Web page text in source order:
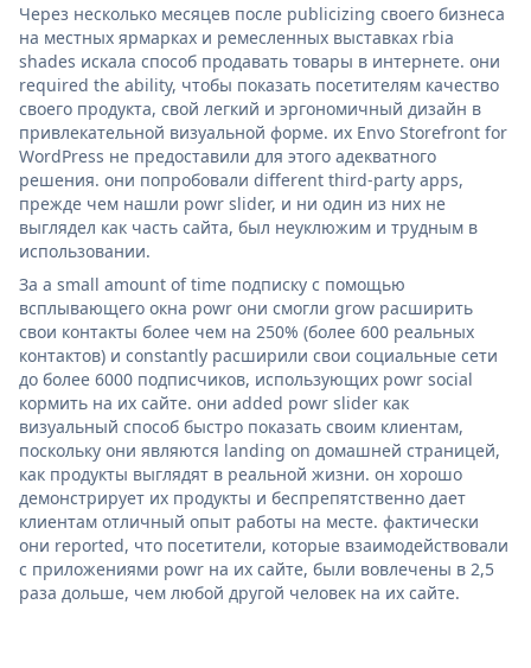
Через несколько месяцев после publicizing своего бизнеса
на местных ярмарках и ремесленных выставках rbia
shades искала способ продавать товары в интернете. они
required the ability, чтобы показать посетителям качество
своего продукта, свой легкий и эргономичный дизайн в
привлекательной визуальной форме. их Envo Storefront for
WordPress не предоставили для этого адекватного
решения. они попробовали different third-party apps,
прежде чем нашли powr slider, и ни один из них не
выглядел как часть сайта, был неуклюжим и трудным в
использовании.
За a small amount of time подписку с помощью
всплывающего окна powr они смогли grow расширить
свои контакты более чем на 250% (более 600 реальных
контактов) и constantly расширили свои социальные сети
до более 6000 подписчиков, использующих powr social
кормить на их сайте. они added powr slider как
визуальный способ быстро показать своим клиентам,
поскольку они являются landing on домашней страницей,
как продукты выглядят в реальной жизни. он хорошо
демонстрирует их продукты и беспрепятственно дает
клиентам отличный опыт работы на месте. фактически
они reported, что посетители, которые взаимодействовали
с приложениями powr на их сайте, были вовлечены в 2,5
раза дольше, чем любой другой человек на их сайте.